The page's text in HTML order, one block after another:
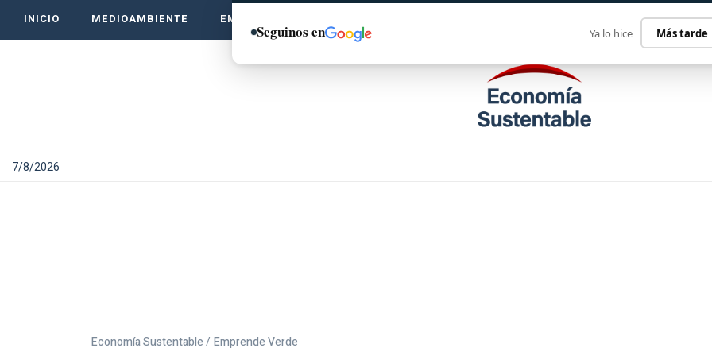
INICIO MEDIOAMBIENTE EMPRENDE VERDE
7/8/2026
Economía Sustentable / Emprende Verde
Seguinos en Ya lo hice Más tarde